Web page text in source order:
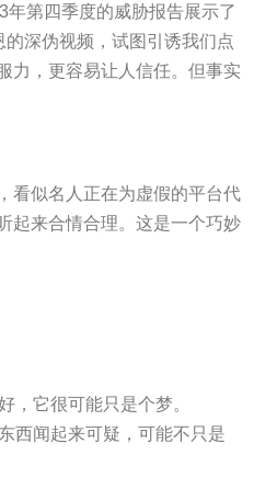
第四季度的威胁报告展示了
深伪视频，试图引诱我们点
，更容易让人信任。但事实
看似名人正在为虚假的平台代
起来合情合理。这是一个巧妙
，它很可能只是个梦。
西闻起来可疑，可能不只是